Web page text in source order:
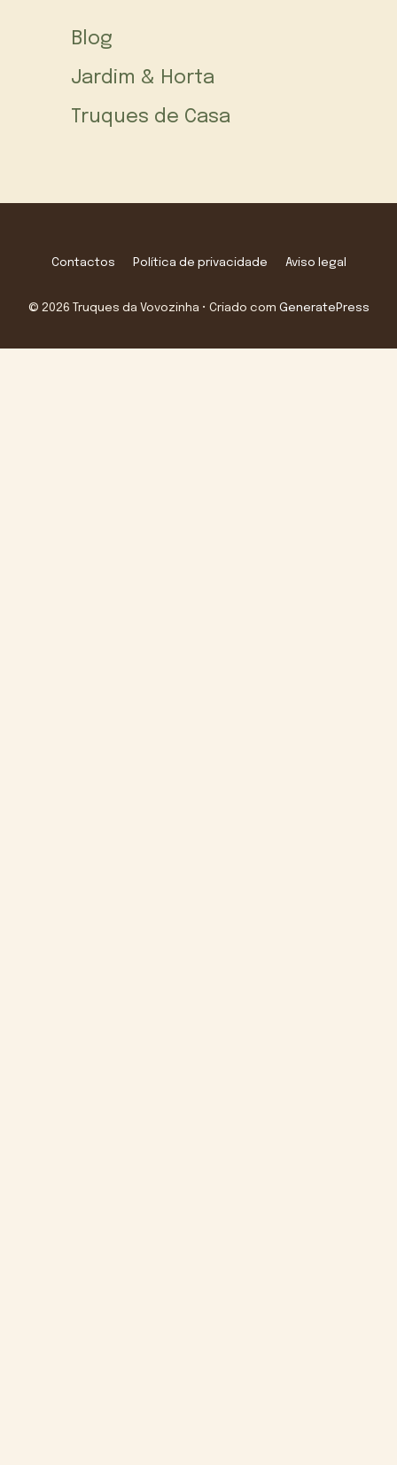
Blog
Jardim & Horta
Truques de Casa
Contactos Política de privacidade Aviso legal
© 2026 Truques da Vovozinha • Criado com GeneratePress